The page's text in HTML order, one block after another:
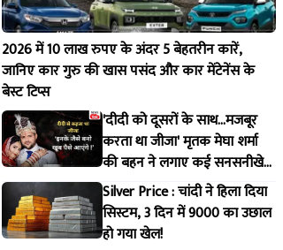
2026 में 10 लाख रुपए के अंदर 5 बेहतरीन कारें,
जानिए कार गुरु की खास पसंद और कार मेंटेनेंस के
बेस्ट टिप्स
'दीदी को दूसरों के साथ...मजबूर
करता था जीजा' मृतक मेघा शर्मा
की बहन ने लगाए कई सनसनीखेज
आरोप !
Silver Price : चांदी ने हिला दिया
सिस्टम, 3 दिन में 9000 का उछाल
हो गया खेल!